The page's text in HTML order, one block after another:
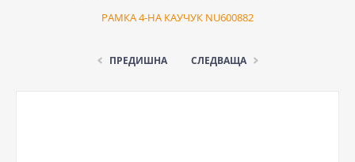
РАМКА 4-НА КАУЧУК NU600882
ПРЕДИШНА СЛЕДВАЩА